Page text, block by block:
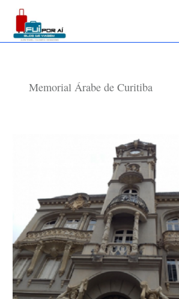
Memorial Árabe de Curitiba